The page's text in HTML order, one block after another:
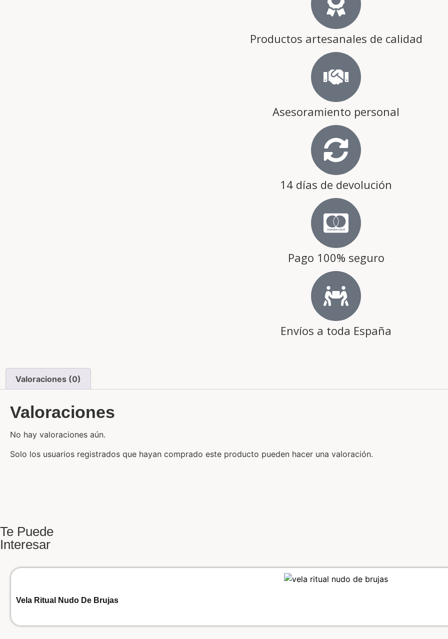
Productos artesanales de calidad
Asesoramiento personal
14 días de devolución
Pago 100% seguro
Envíos a toda España
Valoraciones (0)
Valoraciones
No hay valoraciones aún.
Solo los usuarios registrados que hayan comprado este producto pueden hacer una valoración.
Te Puede
Interesar
Vela Ritual Nudo De Brujas